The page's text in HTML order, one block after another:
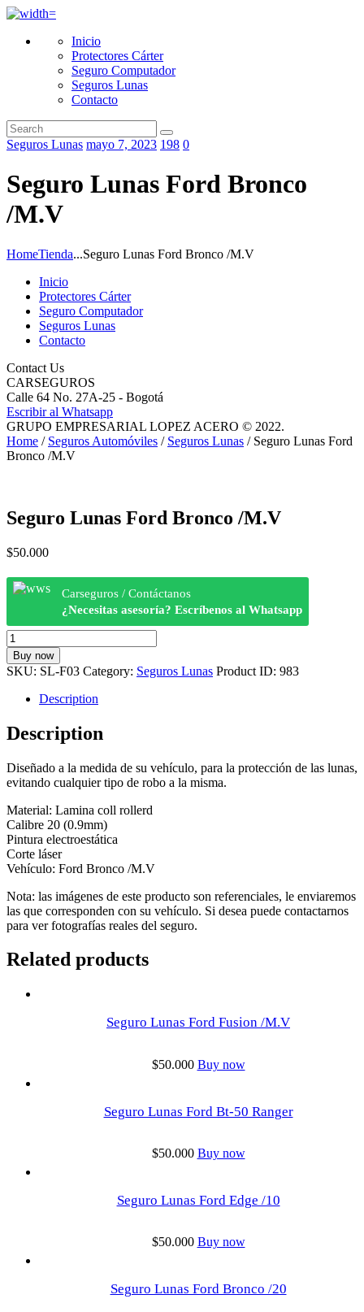
Inicio
Protectores Cárter
Seguro Computador
Seguros Lunas
Contacto
Seguros Lunas mayo 7, 2023 198 0
Seguro Lunas Ford Bronco
/M.V
HomeTienda...Seguro Lunas Ford Bronco /M.V
Inicio
Protectores Cárter
Seguro Computador
Seguros Lunas
Contacto
Contact Us
CARSEGUROS
Calle 64 No. 27A-25 - Bogotá
Escribir al Whatsapp
GRUPO EMPRESARIAL LOPEZ ACERO © 2022.
Home / Seguros Automóviles / Seguros Lunas / Seguro Lunas Ford
Bronco /M.V
Seguro Lunas Ford Bronco /M.V
$50.000
Carseguros / Contáctanos
¿Necesitas asesoría? Escríbenos al Whatsapp
Seguro
Lunas
Ford
Bronco
/M.V
quantity
Buy now
SKU: SL-F03 Category: Seguros Lunas Product ID: 983
Description
Description
Diseñado a la medida de su vehículo, para la protección de las lunas,
evitando cualquier tipo de robo a la misma.
Material: Lamina coll rollerd
Calibre 20 (0.9mm)
Pintura electroestática
Corte láser
Vehículo: Ford Bronco /M.V
Nota: las imágenes de este producto son referenciales, le enviaremos
las que corresponden con su vehículo. Si desea puede contactarnos
para ver fotografías reales del seguro.
Related products
Seguro Lunas Ford Fusion /M.V
$50.000 Buy now
Seguro Lunas Ford Bt-50 Ranger
$50.000 Buy now
Seguro Lunas Ford Edge /10
$50.000 Buy now
Seguro Lunas Ford Bronco /20